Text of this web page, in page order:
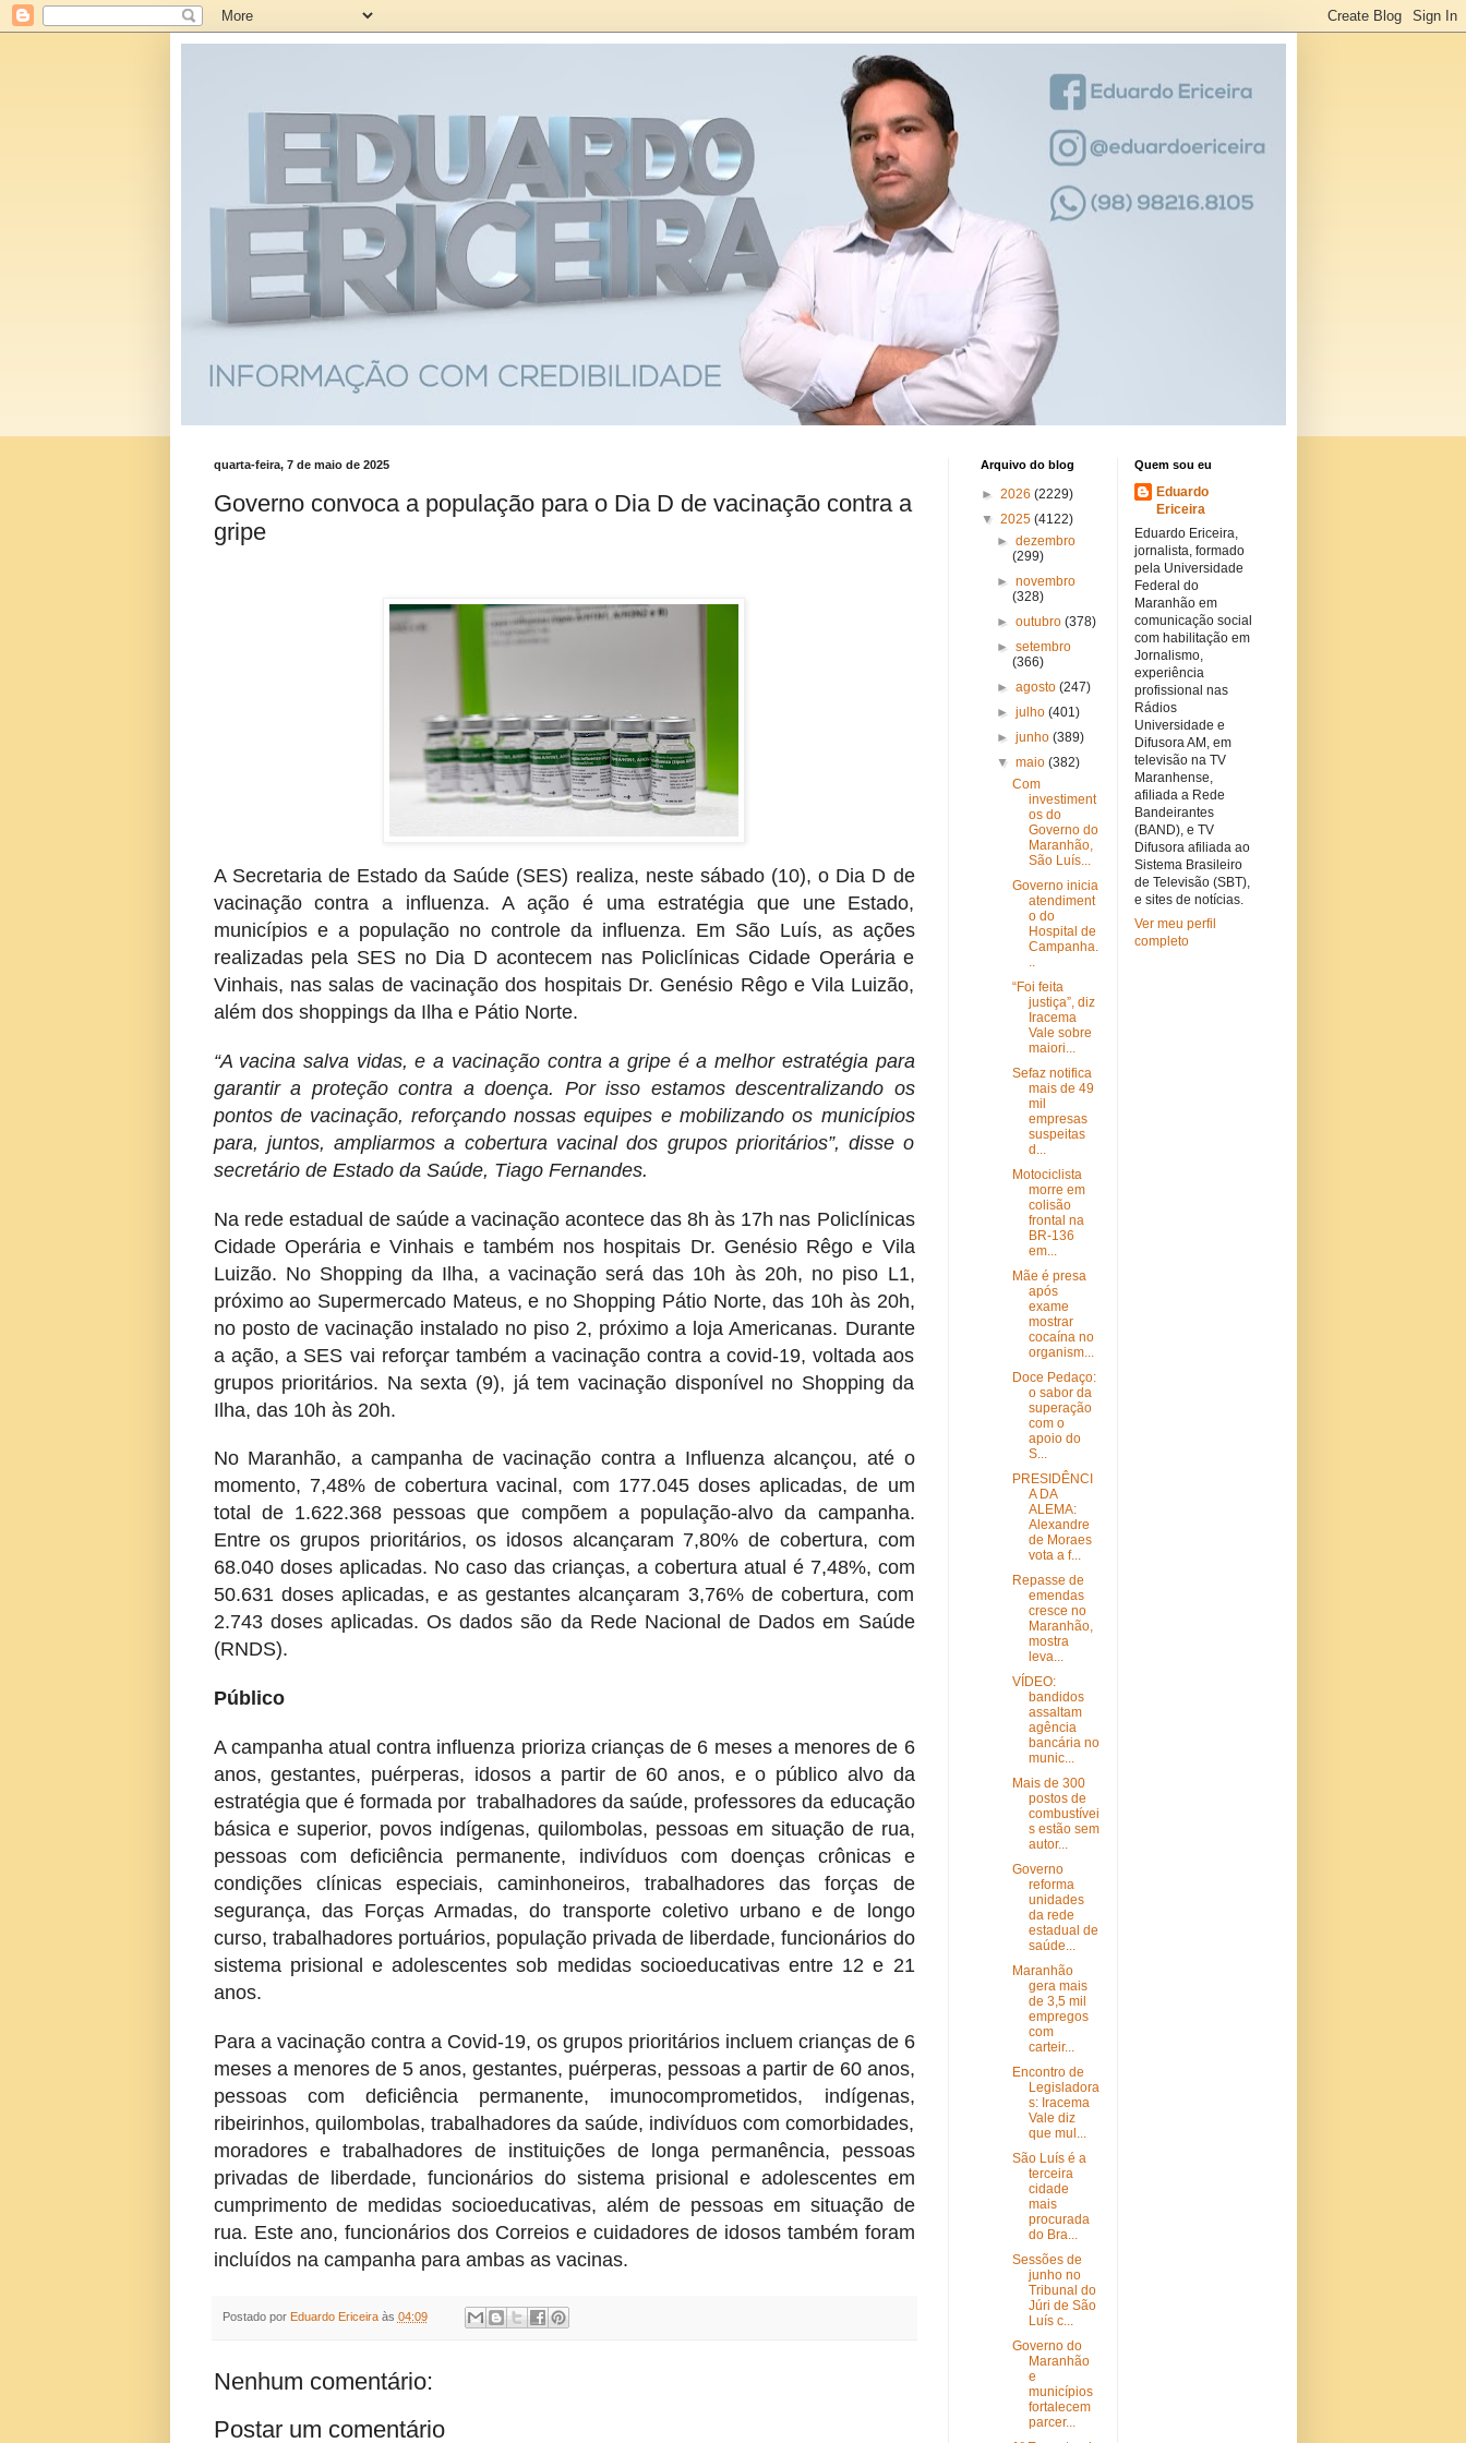
quarta-feira, 7 de maio de 2025
Governo convoca a população para o Dia D de vacinação contra a
gripe
A Secretaria de Estado da Saúde (SES) realiza, neste sábado (10), o Dia D de
vacinação contra a influenza. A ação é uma estratégia que une Estado,
municípios e a população no controle da influenza. Em São Luís, as ações
realizadas pela SES no Dia D acontecem nas Policlínicas Cidade Operária e
Vinhais, nas salas de vacinação dos hospitais Dr. Genésio Rêgo e Vila Luizão,
além dos shoppings da Ilha e Pátio Norte.
“A vacina salva vidas, e a vacinação contra a gripe é a melhor estratégia para
garantir a proteção contra a doença. Por isso estamos descentralizando os
pontos de vacinação, reforçando nossas equipes e mobilizando os municípios
para, juntos, ampliarmos a cobertura vacinal dos grupos prioritários”, disse o
secretário de Estado da Saúde, Tiago Fernandes.
Na rede estadual de saúde a vacinação acontece das 8h às 17h nas Policlínicas
Cidade Operária e Vinhais e também nos hospitais Dr. Genésio Rêgo e Vila
Luizão. No Shopping da Ilha, a vacinação será das 10h às 20h, no piso L1,
próximo ao Supermercado Mateus, e no Shopping Pátio Norte, das 10h às 20h,
no posto de vacinação instalado no piso 2, próximo a loja Americanas. Durante
a ação, a SES vai reforçar também a vacinação contra a covid-19, voltada aos
grupos prioritários. Na sexta (9), já tem vacinação disponível no Shopping da
Ilha, das 10h às 20h.
No Maranhão, a campanha de vacinação contra a Influenza alcançou, até o
momento, 7,48% de cobertura vacinal, com 177.045 doses aplicadas, de um
total de 1.622.368 pessoas que compõem a população-alvo da campanha.
Entre os grupos prioritários, os idosos alcançaram 7,80% de cobertura, com
68.040 doses aplicadas. No caso das crianças, a cobertura atual é 7,48%, com
50.631 doses aplicadas, e as gestantes alcançaram 3,76% de cobertura, com
2.743 doses aplicadas. Os dados são da Rede Nacional de Dados em Saúde
(RNDS).
Público
A campanha atual contra influenza prioriza crianças de 6 meses a menores de 6
anos, gestantes, puérperas, idosos a partir de 60 anos, e o público alvo da
estratégia que é formada por trabalhadores da saúde, professores da educação
básica e superior, povos indígenas, quilombolas, pessoas em situação de rua,
pessoas com deficiência permanente, indivíduos com doenças crônicas e
condições clínicas especiais, caminhoneiros, trabalhadores das forças de
segurança, das Forças Armadas, do transporte coletivo urbano e de longo
curso, trabalhadores portuários, população privada de liberdade, funcionários do
sistema prisional e adolescentes sob medidas socioeducativas entre 12 e 21
anos.
Para a vacinação contra a Covid-19, os grupos prioritários incluem crianças de 6
meses a menores de 5 anos, gestantes, puérperas, pessoas a partir de 60 anos,
pessoas com deficiência permanente, imunocomprometidos, indígenas,
ribeirinhos, quilombolas, trabalhadores da saúde, indivíduos com comorbidades,
moradores e trabalhadores de instituições de longa permanência, pessoas
privadas de liberdade, funcionários do sistema prisional e adolescentes em
cumprimento de medidas socioeducativas, além de pessoas em situação de
rua. Este ano, funcionários dos Correios e cuidadores de idosos também foram
incluídos na campanha para ambas as vacinas.
Postado por Eduardo Ericeira às 04:09
Nenhum comentário:
Postar um comentário
Arquivo do blog
► 2026 (2229)
▼ 2025 (4122)
► dezembro
(299)
► novembro
(328)
► outubro (378)
► setembro
(366)
► agosto (247)
► julho (401)
► junho (389)
▼ maio (382)
Com
investiment
os do
Governo do
Maranhão,
São Luís...
Governo inicia
atendiment
o do
Hospital de
Campanha.
..
“Foi feita
justiça”, diz
Iracema
Vale sobre
maiori...
Sefaz notifica
mais de 49
mil
empresas
suspeitas
d...
Motociclista
morre em
colisão
frontal na
BR-136
em...
Mãe é presa
após
exame
mostrar
cocaína no
organism...
Doce Pedaço:
o sabor da
superação
com o
apoio do
S...
PRESIDÊNCI
A DA
ALEMA:
Alexandre
de Moraes
vota a f...
Repasse de
emendas
cresce no
Maranhão,
mostra
leva...
VÍDEO:
bandidos
assaltam
agência
bancária no
munic...
Mais de 300
postos de
combustívei
s estão sem
autor...
Governo
reforma
unidades
da rede
estadual de
saúde...
Maranhão
gera mais
de 3,5 mil
empregos
com
carteir...
Encontro de
Legisladora
s: Iracema
Vale diz
que mul...
São Luís é a
terceira
cidade
mais
procurada
do Bra...
Sessões de
junho no
Tribunal do
Júri de São
Luís c...
Governo do
Maranhão
e
municípios
fortalecem
parcer...
Quem sou eu
Eduardo
Ericeira
Eduardo Ericeira,
jornalista, formado
pela Universidade
Federal do
Maranhão em
comunicação social
com habilitação em
Jornalismo,
experiência
profissional nas
Rádios
Universidade e
Difusora AM, em
televisão na TV
Maranhense,
afiliada a Rede
Bandeirantes
(BAND), e TV
Difusora afiliada ao
Sistema Brasileiro
de Televisão (SBT),
e sites de notícias.
Ver meu perfil
completo